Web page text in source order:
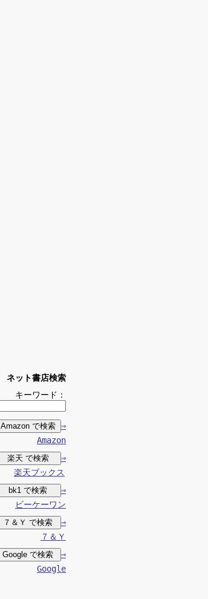
ネット書店検索
キーワード：
⇒
Amazon
⇒
楽天ブックス
⇒
ビーケーワン
⇒
７＆Ｙ
⇒
Google